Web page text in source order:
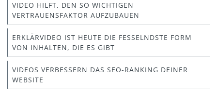
VIDEO HILFT, DEN SO WICHTIGEN
VERTRAUENSFAKTOR AUFZUBAUEN
ERKLÄRVIDEO IST HEUTE DIE FESSELNDSTE FORM
VON INHALTEN, DIE ES GIBT
VIDEOS VERBESSERN DAS SEO-RANKING DEINER
WEBSITE